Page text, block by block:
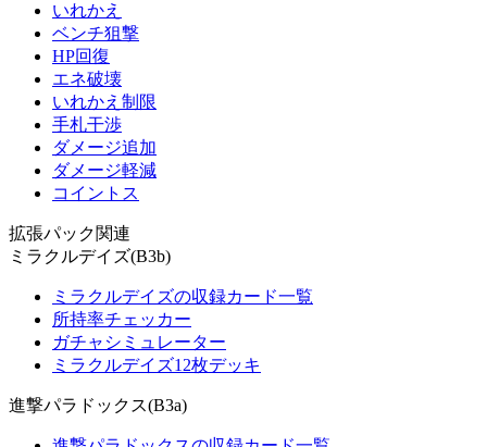
いれかえ
ベンチ狙撃
HP回復
エネ破壊
いれかえ制限
手札干渉
ダメージ追加
ダメージ軽減
コイントス
拡張パック関連
ミラクルデイズ(B3b)
ミラクルデイズの収録カード一覧
所持率チェッカー
ガチャシミュレーター
ミラクルデイズ12枚デッキ
進撃パラドックス(B3a)